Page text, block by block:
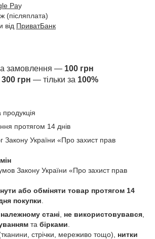
Pay
(післяплата)
від ПриватБанк
замовлення — 100 грн
300 грн — тільки за 100%
продукція
протягом 14 днів
Закону України «Про захист прав
Закону України «Про захист прав
або обміняти товар протягом 14
покупки
стані не використовувався
та бірками
стрічки, мереживо тощо), нитки